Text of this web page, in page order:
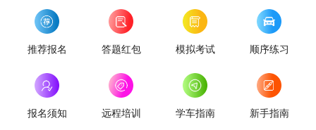
推荐报名 答题红包 模拟考试 顺序练习
报名须知 远程培训 学车指南 新手指南